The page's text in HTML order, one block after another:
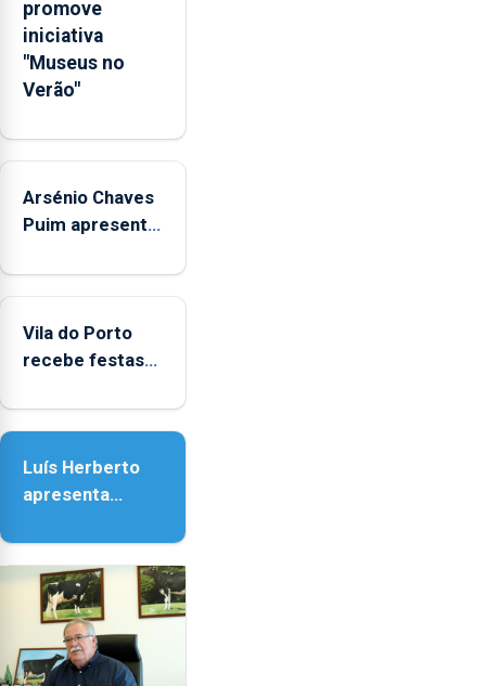
Nacional
Destacada
numa
terminou
em
promove
iniciativa
"Museus no
Verão"
Arsénio Chaves
Puim apresenta
Biblioteca de
Vila do Porto
recebe festas
Nossa Senhora
Luís Herberto
apresenta
Paisagem’